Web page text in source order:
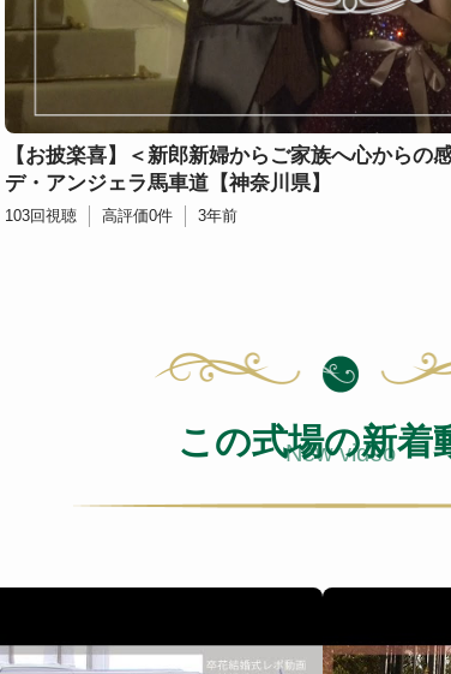
【お披楽喜】＜新郎新婦からご家族へ心からの
デ・アンジェラ馬車道【神奈川県】
103回視聴 高評価0件 3年前
New video
この式場の新着